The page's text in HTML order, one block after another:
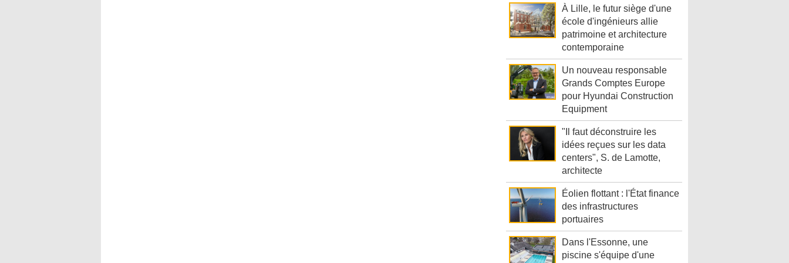
À Lille, le futur siège d'une
école d'ingénieurs allie
patrimoine et architecture
contemporaine
Un nouveau responsable
Grands Comptes Europe
pour Hyundai Construction
Equipment
"Il faut déconstruire les
idées reçues sur les data
centers", S. de Lamotte,
architecte
Éolien flottant : l'État finance
des infrastructures
portuaires
Dans l'Essonne, une
piscine s'équipe d'une